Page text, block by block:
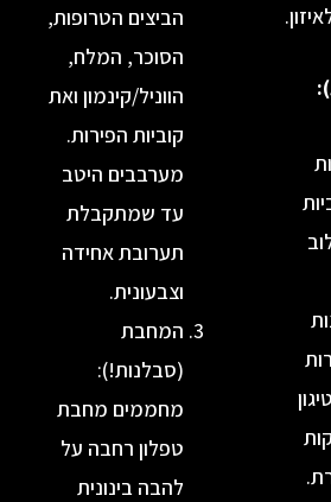
הביצים הטרופות,
הסוכר, המלח,
הווניל/קינמון ואת
קוביות הפירות.
מערבבים היטב
עד שמתקבלת
תערובת אחידה
מחממים מחבת
טפלון רחבה על
להבה בינונית